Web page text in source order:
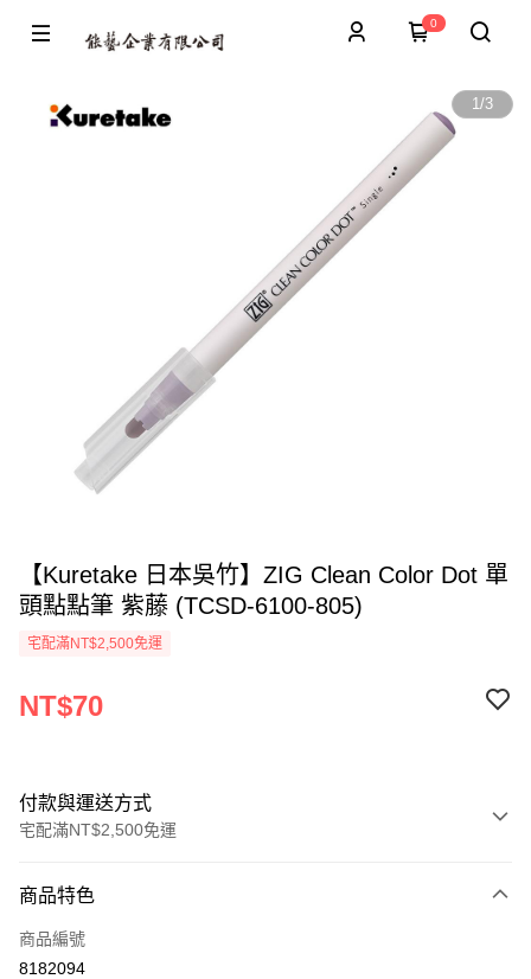
0
1/3
【Kuretake 日本吳竹】ZIG Clean Color Dot 單
頭點點筆 紫藤 (TCSD-6100-805)
宅配滿NT$2,500免運
NT$70
付款與運送方式
宅配滿NT$2,500免運
信用卡一次付款
Apple Pay
商品特色
商品編號
8182094